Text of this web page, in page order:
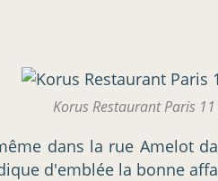
Korus Restaurant Paris
dans la rue Amelot
d'emblée la bonne